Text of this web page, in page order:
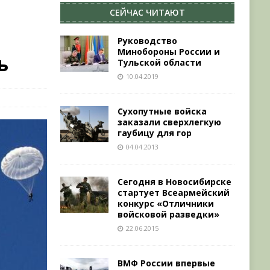
СЕЙЧАС ЧИТАЮТ
Руководство
Минобороны России и
Тульской области
10.04.2019
Сухопутные войска
заказали сверхлегкую
гаубицу для гор
04.04.2013
Сегодня в Новосибирске
стартует Всеармейский
конкурс «Отличники
войсковой разведки»
22.06.2015
ВМФ России впервые